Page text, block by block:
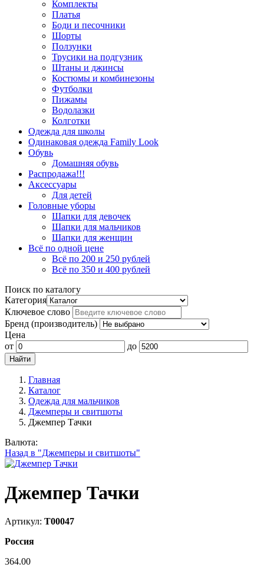
Комплекты
Платья
Боди и песочники
Шорты
Ползунки
Трусики на подгузник
Штаны и джинсы
Костюмы и комбинезоны
Футболки
Пижамы
Водолазки
Колготки
Одежда для школы
Одинаковая одежда Family Look
Обувь
Домашняя обувь
Распродажа!!!
Аксессуары
Для детей
Головные уборы
Шапки для девочек
Шапки для мальчиков
Шапки для женщин
Всё по одной цене
Всё по 200 и 250 рублей
Всё по 350 и 400 рублей
Поиск по каталогу
Категория
Ключевое слово
Бренд (производитель)
Цена
от
до
Главная
Каталог
Одежда для мальчиков
Джемперы и свитшоты
Джемпер Тачки
Валюта:
Назад в "Джемперы и свитшоты"
Джемпер Тачки
Артикул: Т00047
Россия
364.00